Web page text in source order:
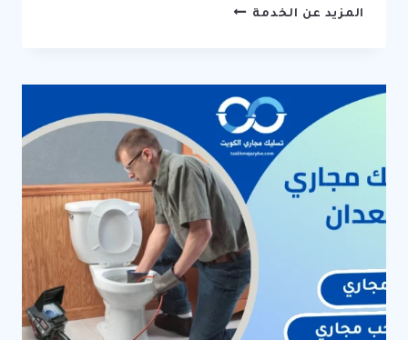
المزيد عن الخدمةتسليك
67631760
خدمات
فتح
مجاري
احترافية